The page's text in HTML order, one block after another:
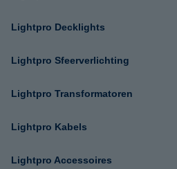
Lightpro Decklights
Lightpro Sfeerverlichting
Lightpro Transformatoren
Lightpro Kabels
Lightpro Accessoires